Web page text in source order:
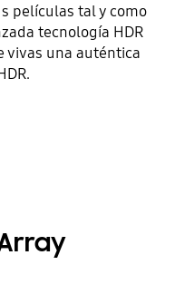
películas tal y como
tecnología HDR
vivas una auténtica